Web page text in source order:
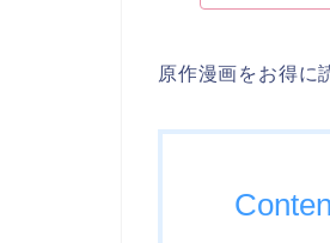
原作漫画をお得に